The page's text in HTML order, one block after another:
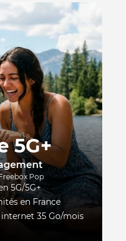
5G+
Pop
5G/5G+
en France
internet 35 Go/mois